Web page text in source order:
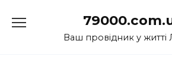
до
Ваш провідник у житті